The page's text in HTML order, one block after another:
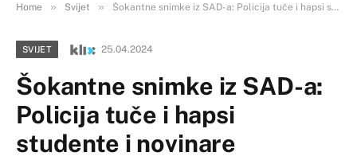
Home » Svijet » Šokantne snimke iz SAD-a: Policija tuče i hapsi studente i novinare
SVIJET 25.04.2024
Šokantne snimke iz SAD-a:
Policija tuče i hapsi
studente i novinare